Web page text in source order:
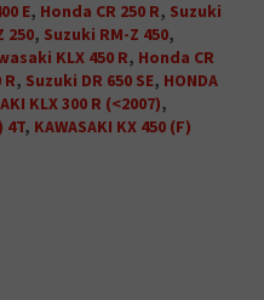
E, Honda CR 250 R, Suzuki
250, Suzuki RM-Z 450,
KLX 450 R, Honda CR
, Suzuki DR 650 SE, HONDA
KLX 300 R (<2007),
4T, KAWASAKI KX 450 (F)